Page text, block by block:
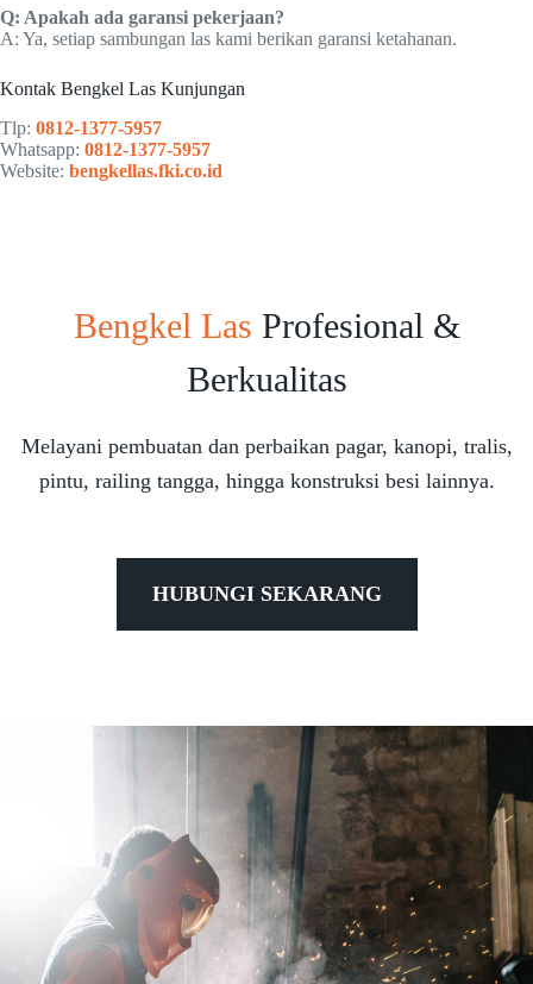
Q: Apakah ada garansi pekerjaan?
A: Ya, setiap sambungan las kami berikan garansi ketahanan.
Kontak Bengkel Las Kunjungan
Tlp: 0812-1377-5957
Whatsapp: 0812-1377-5957
Website: bengkellas.fki.co.id
Bengkel Las Profesional &
Berkualitas
Melayani pembuatan dan perbaikan pagar, kanopi, tralis,
pintu, railing tangga, hingga konstruksi besi lainnya.
HUBUNGI SEKARANG